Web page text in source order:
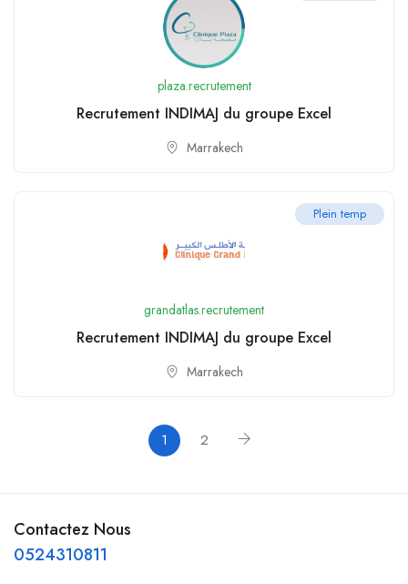
plaza.recrutement
Recrutement INDIMAJ du groupe Excel
Marrakech
Plein temp
grandatlas.recrutement
Recrutement INDIMAJ du groupe Excel
Marrakech
1 2
Contactez Nous
0524310811